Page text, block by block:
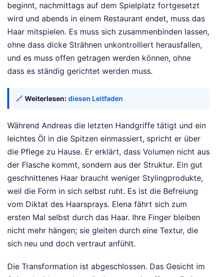
beginnt, nachmittags auf dem Spielplatz fortgesetzt
wird und abends in einem Restaurant endet, muss das
Haar mitspielen. Es muss sich zusammenbinden lassen,
ohne dass dicke Strähnen unkontrolliert herausfallen,
und es muss offen getragen werden können, ohne
dass es ständig gerichtet werden muss.
🔗 Weiterlesen: diesen Leitfaden
Während Andreas die letzten Handgriffe tätigt und ein
leichtes Öl in die Spitzen einmassiert, spricht er über
die Pflege zu Hause. Er erklärt, dass Volumen nicht aus
der Flasche kommt, sondern aus der Struktur. Ein gut
geschnittenes Haar braucht weniger Stylingprodukte,
weil die Form in sich selbst ruht. Es ist die Befreiung
vom Diktat des Haarsprays. Elena fährt sich zum
ersten Mal selbst durch das Haar. Ihre Finger bleiben
nicht mehr hängen; sie gleiten durch eine Textur, die
sich neu und doch vertraut anfühlt.
Die Transformation ist abgeschlossen. Das Gesicht im